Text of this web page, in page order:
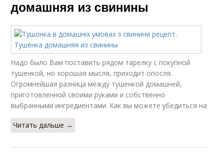
домашняя из свинины
Надо было Вам поставить рядом тарелку с покупной
тушенкой, но хорошая мысля, приходит опосля.
Огромнейшая разница между тушенкой домашней,
приготовленной своими руками и собственно
выбранными ингредиентами. Как вы можете убедиться на
Читать дальше →